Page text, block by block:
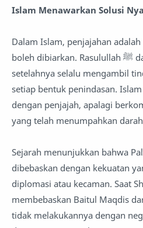
Islam Menawarkan Solusi
Dalam Islam, penjajahan
boleh dibiarkan. Rasulullah ﷺ dan para khalifah
setelahnya selalu mengambil
setiap bentuk penindasan.
dengan penjajah, apalagi
yang telah menumpahkan
Sejarah menunjukkan bahwa
dibebaskan dengan kekuatan
diplomasi atau kecaman. Saat
membebaskan Baitul Maqdis
tidak melakukannya dengan